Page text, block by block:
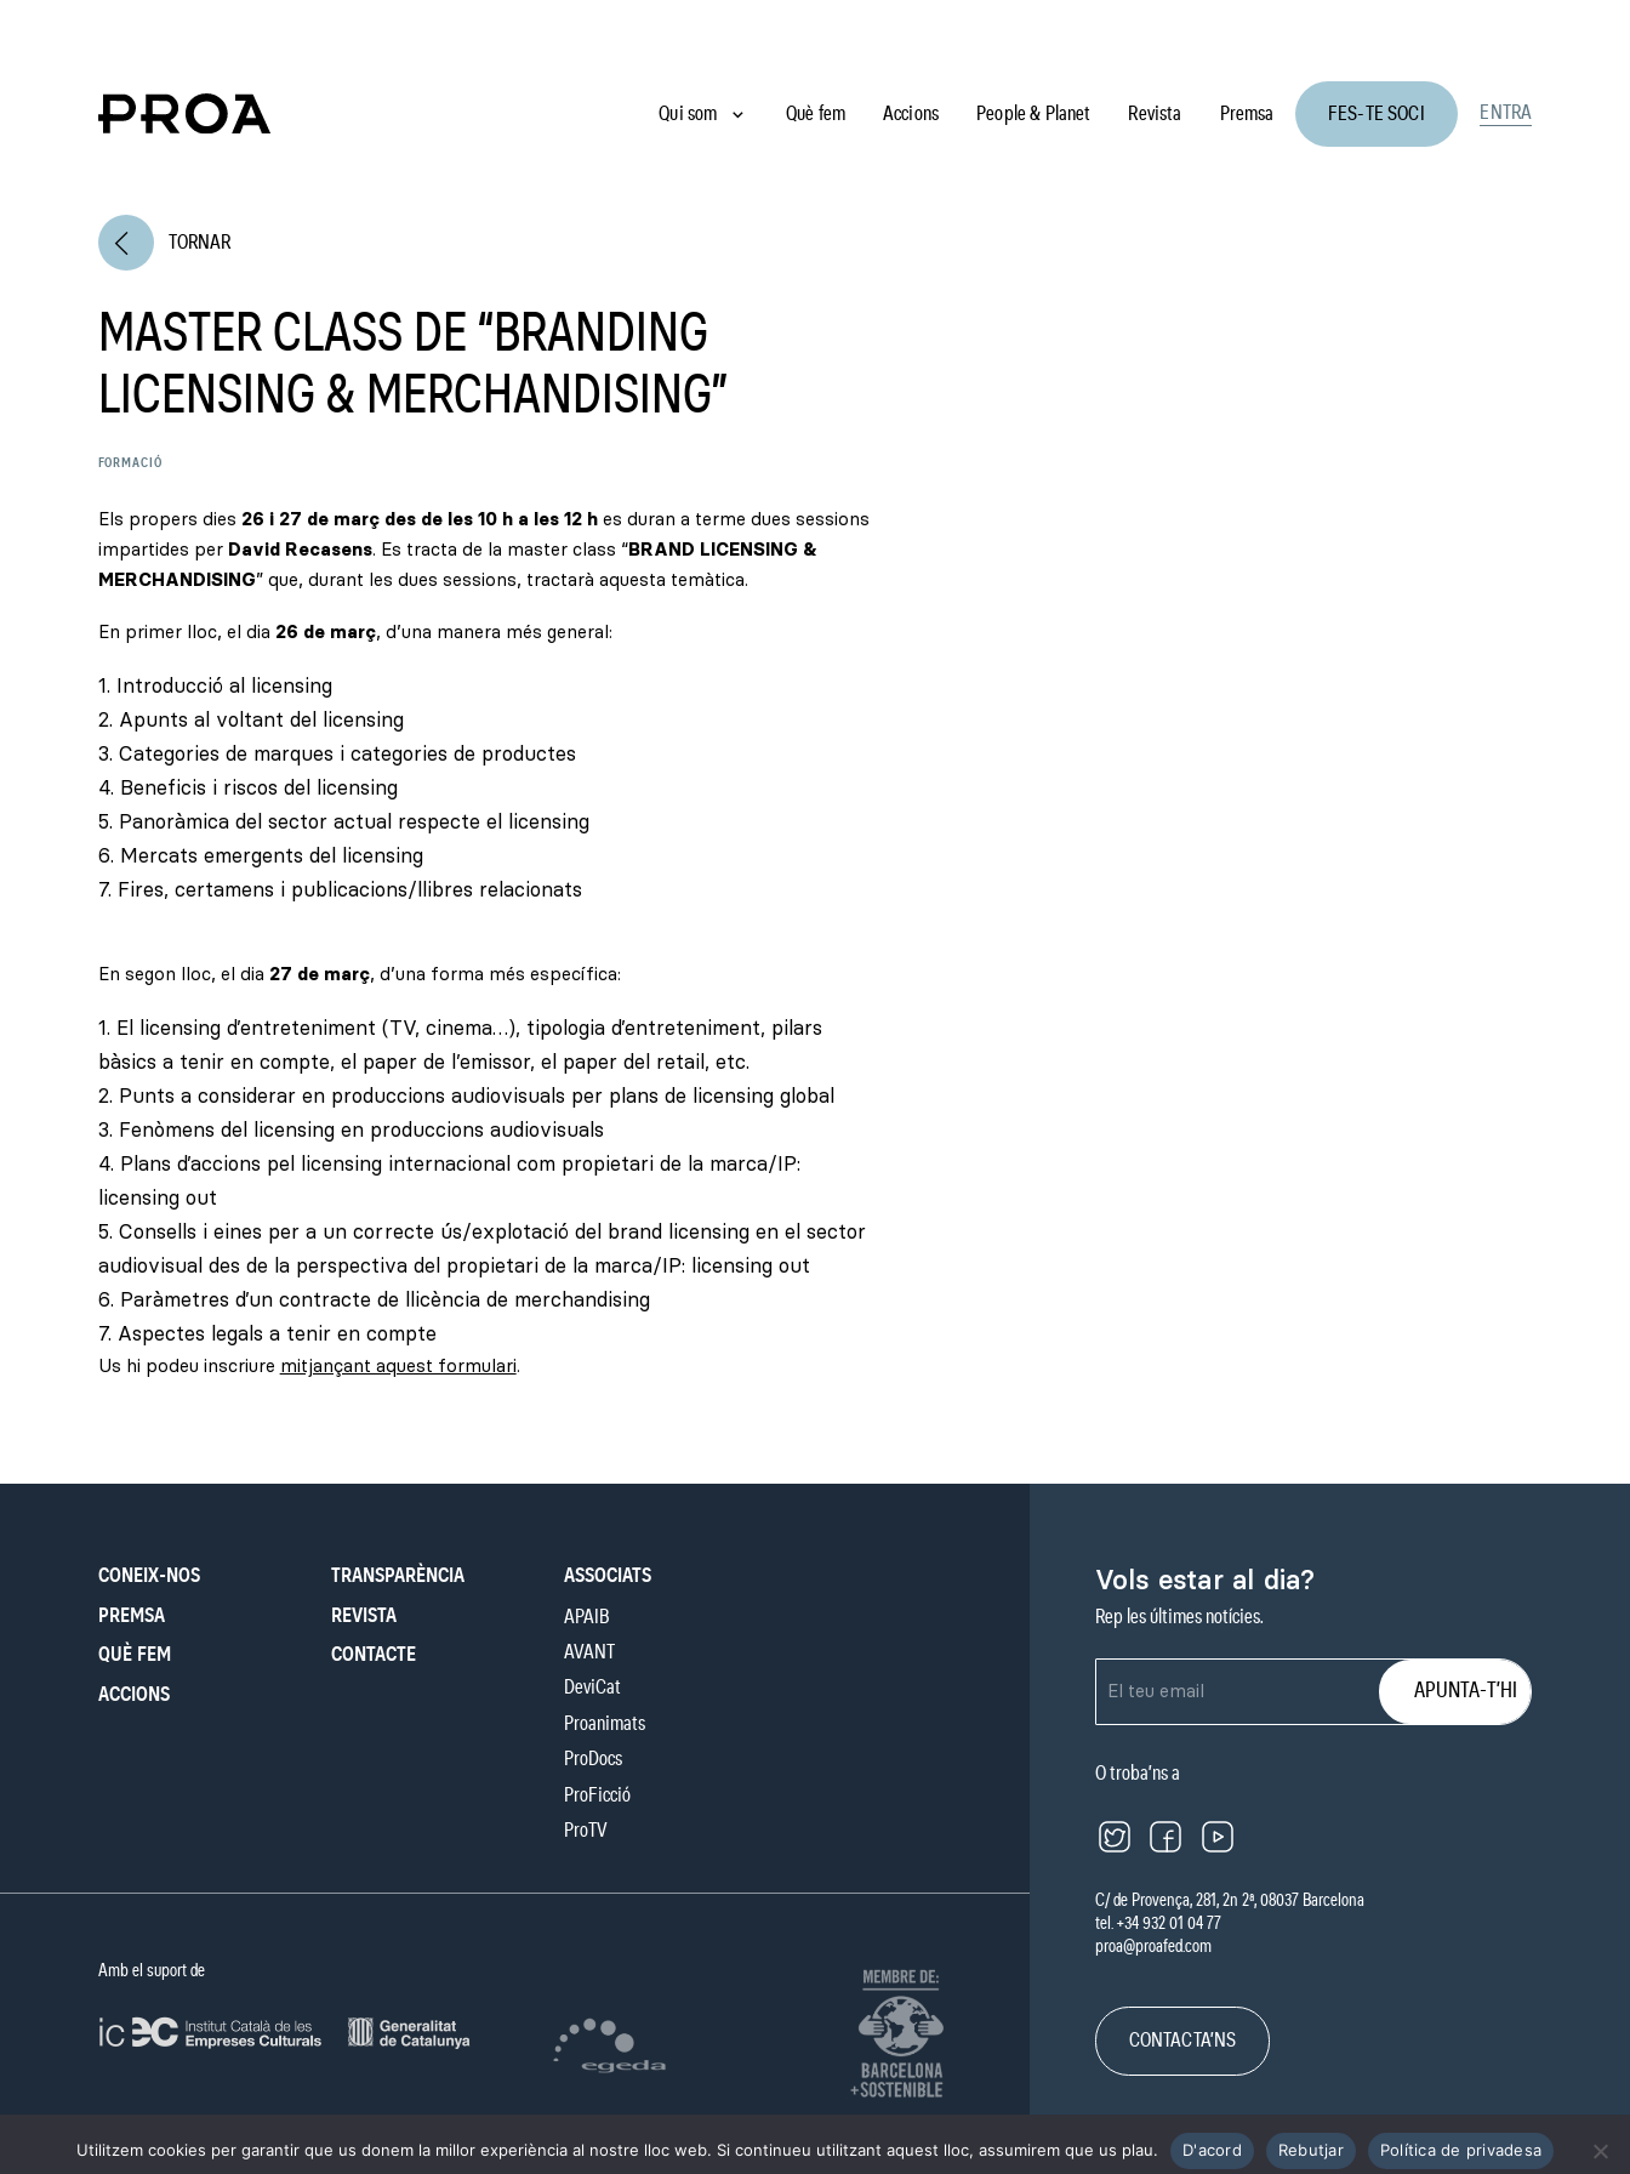
Qui som Què fem Accions People & Planet Revista Premsa FES-TE SOCI ENTRA
arrow_back_ios TORNAR
MASTER CLASS DE “BRANDING
LICENSING & MERCHANDISING”
FORMACIÓ
Els propers dies 26 i 27 de març des de les 10 h a les 12 hes duran a terme dues sessions
impartides per David Recasens. Es tracta de la master class “BRAND LICENSING &
MERCHANDISING” que, durant les dues sessions, tractarà aquesta temàtica.
En primer lloc, el dia 26 de març, d’una manera més general:
1. Introducció al licensing
2. Apunts al voltant del licensing
3. Categories de marques i categories de productes
4. Beneficis i riscos del licensing
5. Panoràmica del sector actual respecte el licensing
6. Mercats emergents del licensing
7. Fires, certamens i publicacions/llibres relacionats
En segon lloc, el dia 27 de març, d’una forma més específica:
1. El licensing d’entreteniment (TV, cinema…), tipologia d’entreteniment, pilars
bàsics a tenir en compte, el paper de l’emissor, el paper del retail, etc.
2. Punts a considerar en produccions audiovisuals per plans de licensing global
3. Fenòmens del licensing en produccions audiovisuals
4. Plans d’accions pel licensing internacional com propietari de la marca/IP:
licensing out
5. Consells i eines per a un correcte ús/explotació del brand licensing en el sector
audiovisual des de la perspectiva del propietari de la marca/IP: licensing out
6. Paràmetres d’un contracte de llicència de merchandising
7. Aspectes legals a tenir en compte
Us hi podeu inscriure mitjançant aquest formulari.
CONEIX-NOS
PREMSA
QUÈ FEM
ACCIONS
TRANSPARÈNCIA
REVISTA
CONTACTE
ASSOCIATS
APAIB
AVANT
DeviCat
Proanimats
ProDocs
ProFicció
ProTV
Amb el suport de
Política de privadesa
Vols estar al dia?
Rep les últimes notícies.
O troba’ns a
C/ de Provença, 281, 2n 2ª, 08037 Barcelona
tel. +34 932 01 04 77
proa@proafed.com
CONTACTA’NS
Utilitzem cookies per garantir que us donem la millor experiència al nostre lloc web. Si continueu utilitzant aquest lloc, assumirem que us plau. D'acord Rebutjar Política de privadesa